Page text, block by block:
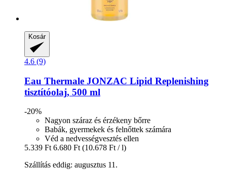
Kosár
4.6 (9)
Eau Thermale JONZAC Lipid Replenishing
tisztítóolaj, 500 ml
-20%
Nagyon száraz és érzékeny bőrre
Babák, gyermekek és felnőttek számára
Véd a nedvességvesztés ellen
5.339 Ft 6.680 Ft (10.678 Ft / l)
Szállítás eddig: augusztus 11.